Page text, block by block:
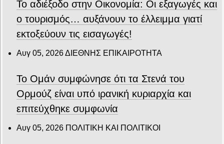
Το αδιέξοδο στην Οικονομία: Οι εξαγωγές και
ο τουρισμός… αυξάνουν το έλλειμμα γιατί
εκτοξεύουν τις εισαγωγές!
Αυγ 05, 2026ΔΙΕΘΝΗΣ ΕΠΙΚΑΙΡΟΤΗΤΑ
Το Ομάν συμφώνησε ότι τα Στενά του
Ορμούζ είναι υπό ιρανική κυριαρχία και
επιτεύχθηκε συμφωνία
Αυγ 05, 2026 ΠΟΛΙΤΙΚΗ ΚΑΙ ΠΟΛΙΤΙΚΟΙ